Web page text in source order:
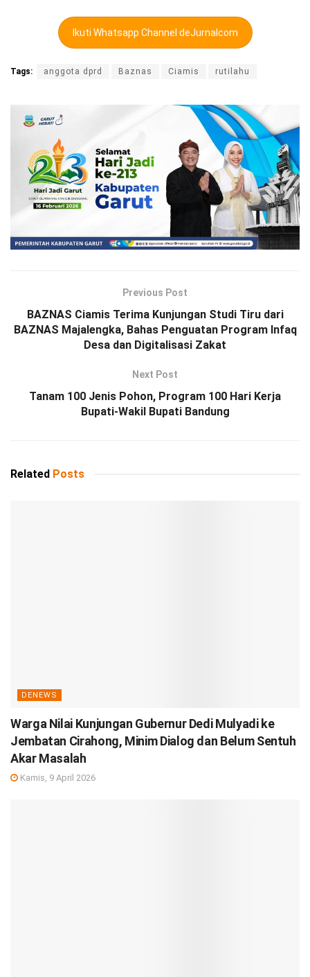
Ikuti Whatsapp Channel deJurnalcom
Tags: anggota dprd Baznas Ciamis rutilahu
Previous Post
BAZNAS Ciamis Terima Kunjungan Studi Tiru dari
BAZNAS Majalengka, Bahas Penguatan Program Infaq
Desa dan Digitalisasi Zakat
Next Post
Tanam 100 Jenis Pohon, Program 100 Hari Kerja
Bupati-Wakil Bupati Bandung
Related Posts
DENEWS
Warga Nilai Kunjungan Gubernur Dedi Mulyadi ke
Jembatan Cirahong, Minim Dialog dan Belum Sentuh
Akar Masalah
Kamis, 9 April 2026